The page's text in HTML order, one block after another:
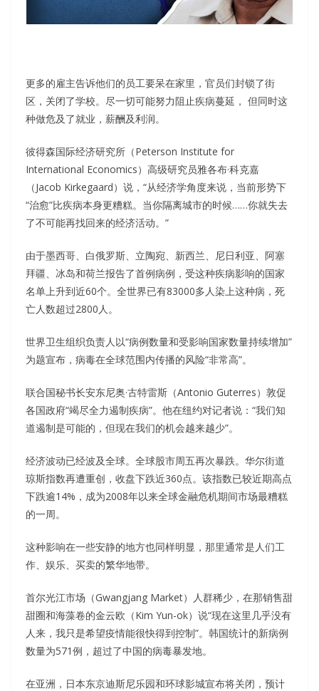
更多的雇主告诉他们的员工要呆在家里，官员们封锁了街
区，关闭了学校。尽一切可能努力阻止疾病蔓延， 但同时这
种做危及了就业，薪酬及利润。
彼得森国际经济研究所（Peterson Institute for
International Economics）高级研究员雅各布·科克嘉
（Jacob Kirkegaard）说，“从经济学角度来说，当前形势下
“治愈”比疾病本身更糟糕。当你隔离城市的时候……你就失去
了不可能再找回来的经济活动。”
由于墨西哥、白俄罗斯、立陶宛、新西兰、尼日利亚、阿塞
拜疆、冰岛和荷兰报告了首例病例，受这种疾病影响的国家
名单上升到近60个。全世界已有83000多人染上这种病，死
亡人数超过2800人。
世界卫生组织负责人以“病例数量和受影响国家数量持续增加”
为题宣布，病毒在全球范围内传播的风险“非常高”。
联合国秘书长安东尼奥·古特雷斯（Antonio Guterres）敦促
各国政府“竭尽全力遏制疾病”。他在纽约对记者说：“我们知
道遏制是可能的，但现在我们的机会越来越少”。
经济波动已经波及全球。全球股市周五再次暴跌。华尔街道
琼斯指数再遭重创，收盘下跌近360点。该指数已较近期高点
下跌逾14%，成为2008年以来全球金融危机期间市场最糟糕
的一周。
这种影响在一些安静的地方也同样明显，那里通常是人们工
作、娱乐、买卖的繁华地带。
首尔光江市场（Gwangjang Market）人群稀少，在那销售甜
甜圈和海藻卷的金云欧（Kim Yun-ok）说“现在这里几乎没有
人来，我只是希望疫情能很快得到控制”。韩国统计的新病例
数量为571例，超过了中国的病毒暴发地。
在亚洲，日本东京迪斯尼乐园和环球影城宣布将关闭，预计